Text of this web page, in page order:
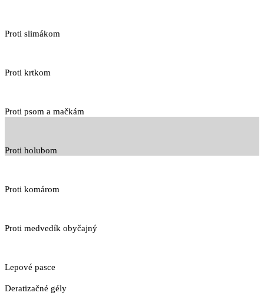
Proti slimákom
Proti krtkom
Proti psom a mačkám
Proti holubom
Proti komárom
Proti medvedík obyčajný
Lepové pasce
Deratizačné gély